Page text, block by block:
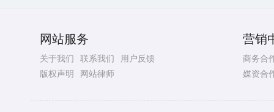
网站服务
关于我们 联系我们
用户反馈
版权声明
网站律师
营销
商务合
媒资合